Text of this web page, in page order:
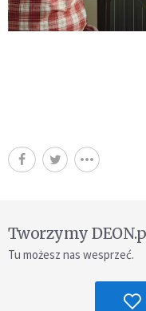
Tworzymy
Tu możesz nas wesprzeć.